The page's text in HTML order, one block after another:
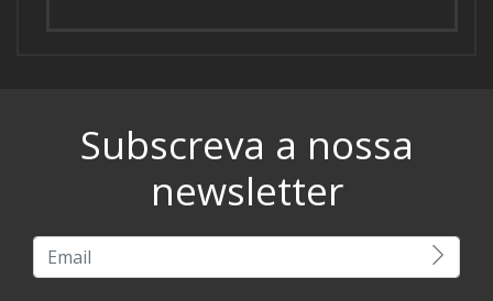
Subscreva a nossa
newsletter